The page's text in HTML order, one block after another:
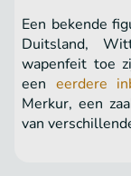
Een bekende
Duitsland,
wapenfeit toe
een eerdere
Merkur, een
van